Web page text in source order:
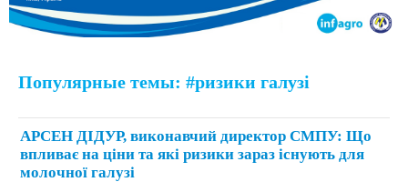
Популярные темы: #ризики галузі
АРСЕН ДІДУР, виконавчий директор СМПУ: Що
впливає на ціни та які ризики зараз існують для
молочної галузі